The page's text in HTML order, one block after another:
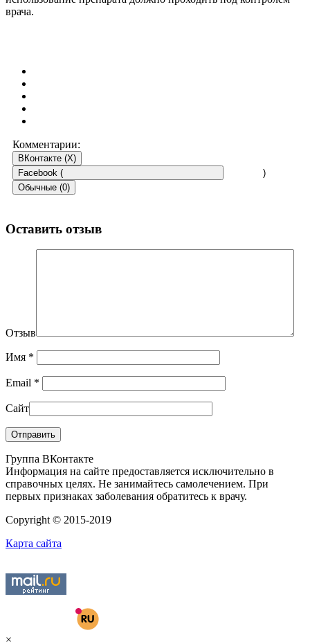
врача.
Комментарии:
ВКонтакте (X)
Facebook (
)
Обычные (0)
Оставить отзыв
Отзыв
Имя *
Email *
Сайт
Группа ВКонтакте
Информация на сайте предоставляется исключительно в
справочных целях. Не занимайтесь самолечением. При
первых признаках заболевания обратитесь к врачу.
Copyright © 2015-2019
Карта сайта
×